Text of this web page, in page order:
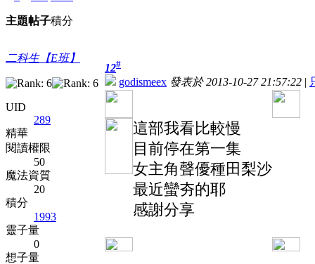
主題帖子積分
二科生【E班】
UID
289
精華
閱讀權限
50
魔法資質
20
積分
1993
靈子量
0
想子量
12#
godismeex 發表於 2013-10-27 21:57:22 |
這部我看比較慢
目前停在第一集
女主角聲優種田梨沙
最近蠻夯的耶
感謝分享